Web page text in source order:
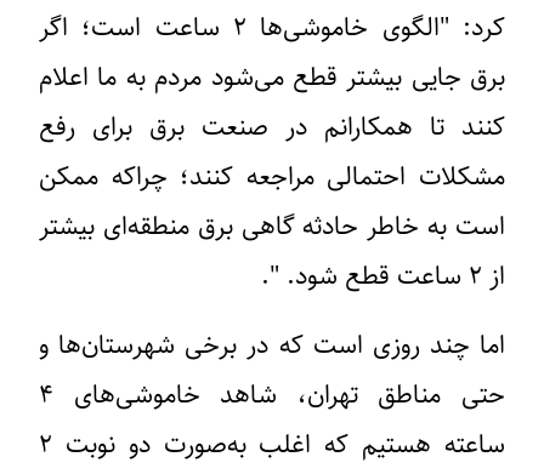
کرد: "الگوی خاموشی‌ها ۲ ساعت است؛ اگر
برق جایی بیشتر قطع می‌شود مردم به ما اعلام
کنند تا همکارانم در صنعت برق برای رفع
مشکلات احتمالی مراجعه کنند؛ چراکه ممکن
است به خاطر حادثه گاهی برق منطقه‌ای بیشتر
از ۲ ساعت قطع شود. ".
اما چند روزی است که در برخی شهرستان‌ها و
حتی مناطق تهران، شاهد خاموشی‌های ۴
ساعته هستیم که اغلب به‌صورت دو نوبت ۲